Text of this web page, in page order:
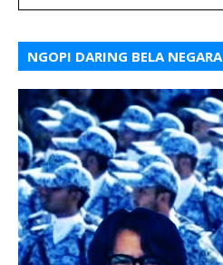
NGOPI DARING BELA NEGARA